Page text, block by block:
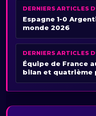
DERNIERS ARTICLES
Espagne 1-0
monde 2026
DERNIERS ARTICLES
Équipe de France
bilan et quatrième